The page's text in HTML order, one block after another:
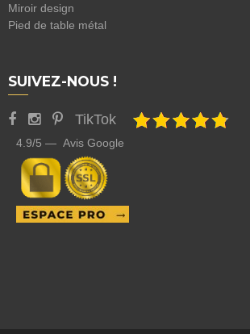
Miroir design
Pied de table métal
SUIVEZ-NOUS !
TikTok
4.9/5 — Avis Google